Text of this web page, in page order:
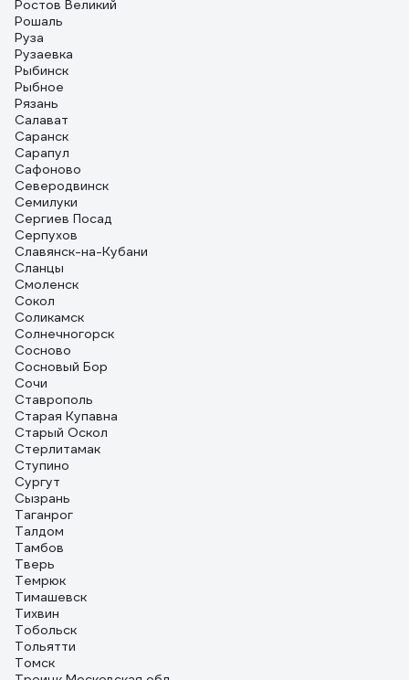
Ростов Великий
Рошаль
Руза
Рузаевка
Рыбинск
Рыбное
Рязань
Салават
Саранск
Сарапул
Сафоново
Северодвинск
Семилуки
Сергиев Посад
Серпухов
Славянск-на-Кубани
Сланцы
Смоленск
Сокол
Соликамск
Солнечногорск
Сосново
Сосновый Бор
Сочи
Ставрополь
Старая Купавна
Старый Оскол
Стерлитамак
Ступино
Сургут
Сызрань
Таганрог
Талдом
Тамбов
Тверь
Темрюк
Тимашевск
Тихвин
Тобольск
Тольятти
Томск